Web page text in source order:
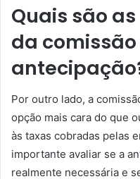
Quais são
da
Por outro lado, a
opção mais cara do que
às taxas cobradas pelas
importante avaliar se a
realmente necessária e